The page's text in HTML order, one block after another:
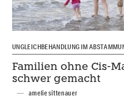
UNGLEICHBEHANDLUNG IM
Familien ohne Cis-
schwer gemacht
amelie sittenauer